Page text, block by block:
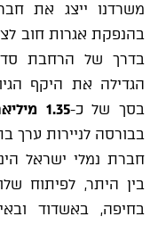
משרדנו ייצג את
בהנפקת אגרות חוב
בדרך של הרחבת
הגדילה את היקף
בסך של כ-1.35 מיליארד ₪
בבורסה לניירות ערך
חברת נמלי ישראל
בין היתר, לפיתוח
בחיפה, באשדוד